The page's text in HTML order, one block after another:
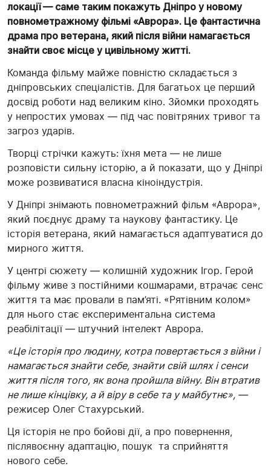
локації — саме таким покажуть Дніпро у новому
повнометражному фільмі «Аврора». Це фантастична
драма про ветерана, який після війни намагається
знайти своє місце у цивільному житті.
Команда фільму майже повністю складається з
дніпровських спеціалістів. Для багатьох це перший
досвід роботи над великим кіно. Зйомки проходять
у непростих умовах — під час повітряних тривог та
загроз ударів.
Творці стрічки кажуть: їхня мета — не лише
розповісти сильну історію, а й показати, що у Дніпрі
може розвиватися власна кіноіндустрія.
У Дніпрі знімають повнометражний фільм «Аврора»,
який поєднує драму та наукову фантастику. Це
історія ветерана, який намагається адаптуватися до
мирного життя.
У центрі сюжету — колишній художник Ігор. Герой
фільму живе з постійними кошмарами, втрачає сенс
життя та має провали в пам’яті. «Рятівним колом»
для нього стає експериментальна система
реабілітації — штучний інтелект Аврора.
«Це історія про людину, котра повертається з війни і
намагається знайти себе, знайти свій шлях і сенси
життя після того, як вона пройшла війну. Він втратив
не лише кінцівку, а й віру в себе та у майбутнє», —
режисер Олег Стахурський.
Ця історія не про бойові дії, а про повернення,
післявоєнну адаптацію, пошук та сприйняття
нового себе.